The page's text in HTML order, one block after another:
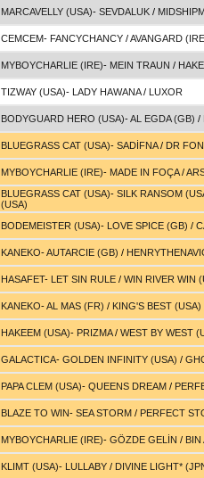
MARCAVELLY (USA)- SEVDALUK /
CEMCEM- FANCYCHANCY /AVANGARD
MYBOYCHARLIE (IRE)- MEIN TRAUN /
TIZWAY (USA)- LADY HAWANA/ LUXOR
BODYGUARD HERO (USA)-AL EGDA (GB) /
BLUEGRASS CAT (USA)- SADİFNA/ DR
MYBOYCHARLIE (IRE)- MADE IN FOÇA/
BLUEGRASS CAT (USA)- SILK RANSOM
(USA)
BODEMEISTER (USA)- LOVE SPICE (GB) /
KANEKO-AUTARCIE (GB) /
HASAFET- LET SIN RULE / WIN RIVER WIN
KANEKO-AL MAS (FR) / KING'S BEST (USA)
HAKEEM (USA)- PRIZMA/ WEST BY WEST
GALACTICA- GOLDEN INFINITY (USA) /
PAPA CLEM (USA)- QUEENS DREAM /
BLAZE TO WIN- SEA STORM / PERFECT
MYBOYCHARLIE (IRE)- GÖZDE GELİN / BIN
KLIMT (USA)- LULLABY / DIVINE LIGHT*